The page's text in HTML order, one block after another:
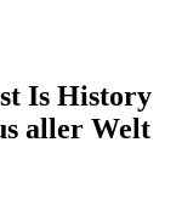
Is History
aller Welt